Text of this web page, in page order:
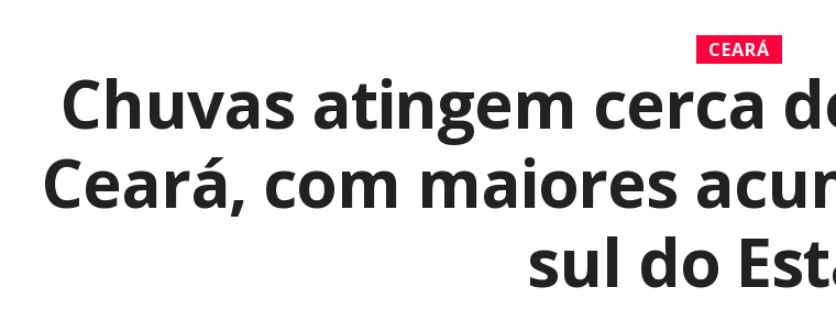
CEARÁ
Chuvas atingem cerca
Ceará, com maiores
sul do